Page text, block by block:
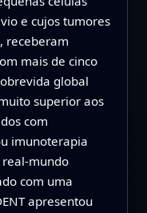
e cujos tumores
receberam
mais de cinco
global
superior aos
com
imunoterapia
com uma
apresentou